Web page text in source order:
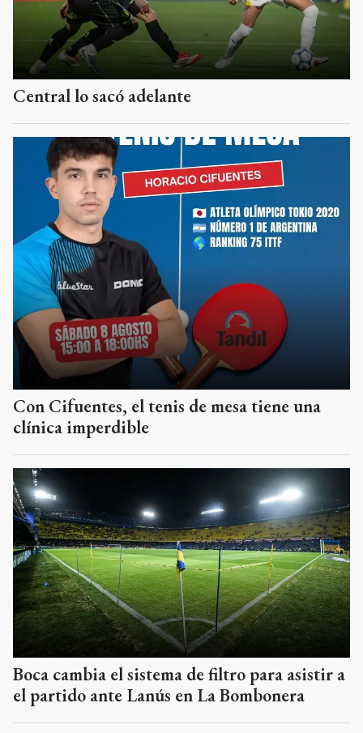
Central lo sacó adelante
Con Cifuentes, el tenis de mesa tiene una
clínica imperdible
Boca cambia el sistema de filtro para asistir a
el partido ante Lanús en La Bombonera